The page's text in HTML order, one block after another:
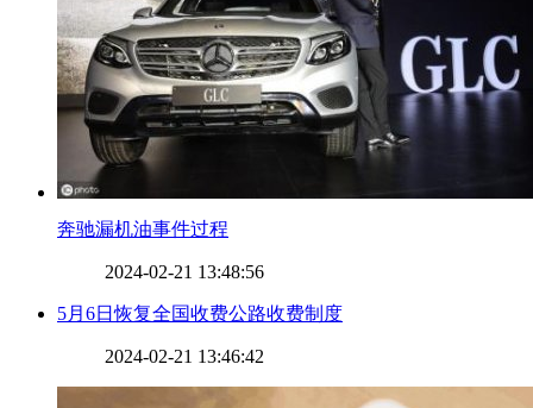
​奔驰漏机油事件过程
2024-02-21 13:48:56
​5月6日恢复全国收费公路收费制度
2024-02-21 13:46:42